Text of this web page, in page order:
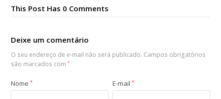
This Post Has 0 Comments
Deixe um comentário
O seu endereço de e-mail não será publicado. Campos obrigatórios
são marcados com*
Nome* E-mail*